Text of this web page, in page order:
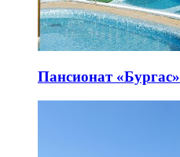
Пансионат «Бургас»